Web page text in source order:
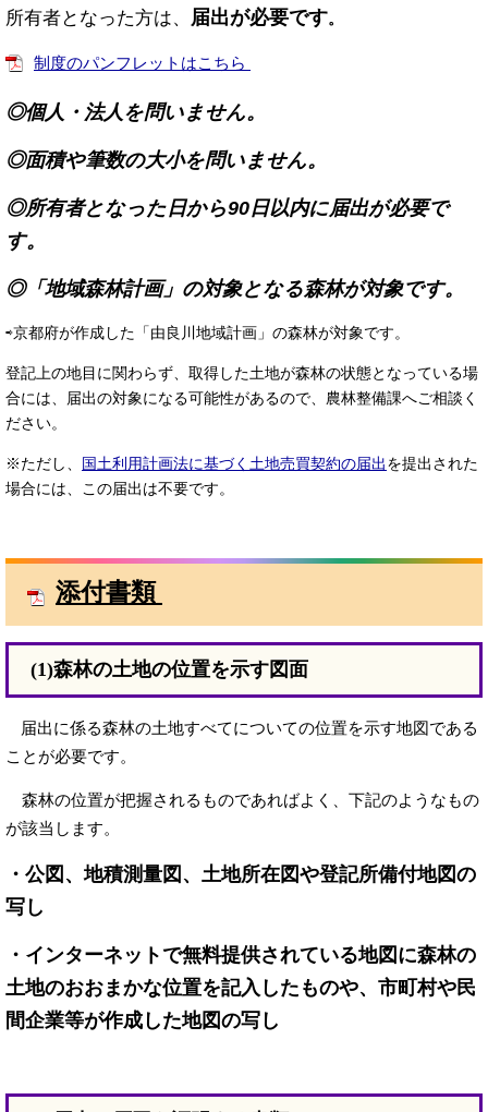
所有者となった方は、 届出が必要です。
制度のパンフレットはこちら
◎個人・法人を問いません。
◎面積や筆数の大小を問いません。
◎所有者となった日から90日以内に届出が必要で
す。
◎「地域森林計画」の対象となる森林が対象です。
⇨京都府が作成した「由良川地域計画」の森林が対象です。
登記上の地目に関わらず、取得した土地が森林の状態となっている場
合には、届出の対象になる可能性があるので、農林整備課へご相談く
ださい。
※ただし、 国土利用計画法に基づく土地売買契約の届出 を提出された
場合には、この届出は不要です。
添付書類
(1)森林の土地の位置を示す図面
届出に係る森林の土地すべてについての位置を示す地図である
ことが必要です。
森林の位置が把握されるものであればよく、下記のようなもの
が該当します。
・公図、地積測量図、土地所在図や登記所備付地図の
写し
・​インターネットで無料提供されている地図に森林の
土地のおおまかな位置を記入したものや、市町村や民
間企業等が作成した地図の写し